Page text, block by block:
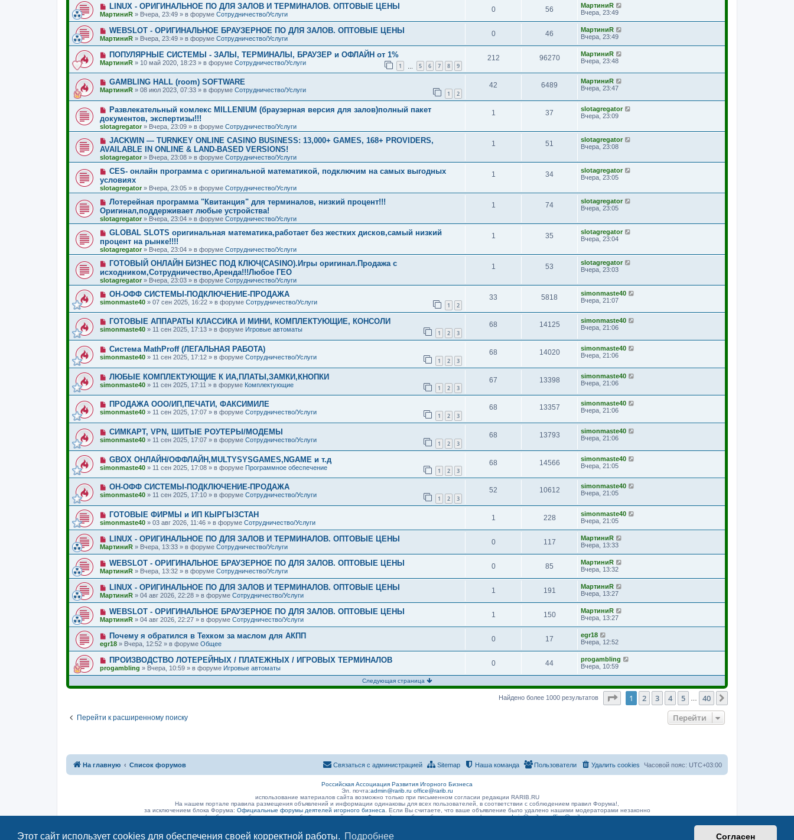
Этот сайт использует cookies для обеспечения своей корректной работы. Подробнее Согласен
Н
о
в
о
е
с
о
б
щ
е
н
и
LINUX - ОРИГИНАЛЬНОЕ ПО ДЛЯ ЗАЛОВ И ТЕРМИНАЛОВ. ОПТОВЫЕ ЦЕНЫ
МартиниR » Вчера, 23:49 » в форуме Сотрудничество/Услуги
0 56
МартиниR
Вчера, 23:49
Н
о
в
о
е
с
о
о
б
щ
е
н
и
е
WEBSLOT - ОРИГИНАЛЬНОЕ БРАУЗЕРНОЕ ПО ДЛЯ ЗАЛОВ. ОПТОВЫЕ ЦЕНЫ
МартиниR » Вчера, 23:49 » в форуме Сотрудничество/Услуги
0 46
МартиниR
Вчера, 23:49
Н
о
в
о
е
с
о
о
щ
е
н
е
ПОПУЛЯРНЫЕ СИСТЕМЫ - ЗАЛЫ, ТЕРМИНАЛЫ, БРАУЗЕР и ОФЛАЙН от 1%
МартиниR » 10 май 2020, 18:23 » в форуме Сотрудничество/Услуги 1 5 6 7 8 9
212 96270
МартиниR
Вчера, 23:48
Н
о
в
о
е
с
о
о
щ
е
н
е
GAMBLING HALL (room) SOFTWARE
МартиниR » 08 июл 2023, 07:33 » в форуме Сотрудничество/Услуги 1 2
42 6489
МартиниR
Вчера, 23:47
Н
в
о
с
о
о
б
щ
е
н
и
е
Развлекательный комлекс MILLENIUM (браузерная версия для залов)полный пакет
документов, экспертизы!!!
slotagregator» Вчера, 23:09 » в форуме Сотрудничество/Услуги
1 37
slotagregator
Вчера, 23:09
Н
о
в
о
е
с
о
о
б
щ
е
н
и
е
JACKWIN — TURNKEY ONLINE CASINO BUSINESS: 13,000+ GAMES, 168+ PROVIDERS,
AVAILABLE IN ONLINE & LAND-BASED VERSIONS!
slotagregator » Вчера, 23:08 » в форуме Сотрудничество/Услуги
1 51
slotagregator
Вчера, 23:08
Н
в
о
с
о
о
б
щ
е
н
и
е
CES- онлайн программа с оригинальной математикой, подключим на самых выгодных
условиях
slotagregator» Вчера, 23:05 » в форуме Сотрудничество/Услуги
1 34
slotagregator
Вчера, 23:05
Н
в
о
е
с
о
о
б
е
н
и
е
Лотерейная программа "Квитанция" для терминалов, низкий процент!!!
Оригинал,поддерживает любые устройства!
slotagregator » Вчера, 23:04 » в форуме Сотрудничество/Услуги
1 74
slotagregator
Вчера, 23:05
Н
в
о
е
с
о
о
б
щ
е
е
GLOBAL SLOTS оригинальная математика,работает без жестких дисков,самый низкий
процент на рынке!!!!
slotagregator» Вчера, 23:04 » в форуме Сотрудничество/Услуги
1 35
slotagregator
Вчера, 23:04
Н
в
о
е
с
о
о
б
щ
е
н
и
ГОТОВЫЙ ОНЛАЙН БИЗНЕС ПОД КЛЮЧ(CASINO).Игры оригинал.Продажа с
исходником,Сотрудничество,Аренда!!!Любое ГЕО
slotagregator » Вчера, 23:03 » в форуме Сотрудничество/Услуги
1 53
slotagregator
Вчера, 23:03
Н
о
в
о
с
о
б
щ
н
и
е
ОН-ОФФ СИСТЕМЫ-ПОДКЛЮЧЕНИЕ-ПРОДАЖА
simonmaste40 » 07 сен 2025, 16:22 » в форуме Сотрудничество/Услуги 1 2
33 5818
simonmaste40
Вчера, 21:07
Н
о
о
е
с
о
б
щ
и
е
ГОТОВЫЕ АППАРАТЫ КЛАССИКА И МИНИ, КОМПЛЕКТУЮЩИЕ, КОНСОЛИ
simonmaste40 » 11 сен 2025, 17:13 » в форуме Игровые автоматы 1 2 3
68 14125
simonmaste40
Вчера, 21:06
Н
о
в
о
е
с
о
щ
н
и
е
Система MathProff (ЛЕГАЛЬНАЯ РАБОТА)
simonmaste40 » 11 сен 2025, 17:12 » в форуме Сотрудничество/Услуги 1 2 3
68 14020
simonmaste40
Вчера, 21:06
Н
о
в
о
с
о
б
щ
н
и
е
ЛЮБЫЕ КОМПЛЕКТУЮЩИЕ К ИА,ПЛАТЫ,ЗАМКИ,КНОПКИ
simonmaste40 » 11 сен 2025, 17:11 » в форуме Комплектующие 1 2 3
67 13398
simonmaste40
Вчера, 21:06
Н
о
о
е
с
о
б
щ
н
и
е
ПРОДАЖА ООО/ИП,ПЕЧАТИ, ФАКСИМИЛЕ
simonmaste40 » 11 сен 2025, 17:07 » в форуме Сотрудничество/Услуги 1 2 3
68 13357
simonmaste40
Вчера, 21:06
Н
о
в
о
е
с
о
б
щ
н
е
СИМКАРТ, VPN, ШИТЫЕ РОУТЕРЫ/МОДЕМЫ
simonmaste40 » 11 сен 2025, 17:07 » в форуме Сотрудничество/Услуги 1 2 3
68 13793
simonmaste40
Вчера, 21:06
Н
о
в
о
е
с
о
щ
е
н
и
е
GBOX ОНЛАЙН/ОФФЛАЙН,MULTYSYSGAMES,NGAME и т.д
simonmaste40 » 11 сен 2025, 17:08 » в форуме Программное обеспечение 1 2 3
68 14566
simonmaste40
Вчера, 21:05
Н
о
о
с
о
б
щ
е
н
и
е
ОН-ОФФ СИСТЕМЫ-ПОДКЛЮЧЕНИЕ-ПРОДАЖА
simonmaste40 » 11 сен 2025, 17:10 » в форуме Сотрудничество/Услуги 1 2 3
52 10612
simonmaste40
Вчера, 21:05
Н
о
в
о
е
с
о
о
б
щ
е
н
и
е
ГОТОВЫЕ ФИРМЫ и ИП КЫРГЫЗСТАН
simonmaste40 » 03 авг 2026, 11:46 » в форуме Сотрудничество/Услуги
1 228
simonmaste40
Вчера, 21:05
Н
о
в
о
е
с
о
б
щ
е
н
и
е
LINUX - ОРИГИНАЛЬНОЕ ПО ДЛЯ ЗАЛОВ И ТЕРМИНАЛОВ. ОПТОВЫЕ ЦЕНЫ
МартиниR » Вчера, 13:33 » в форуме Сотрудничество/Услуги
0 117
МартиниR
Вчера, 13:33
Н
о
в
о
е
с
о
о
б
щ
е
н
и
е
WEBSLOT - ОРИГИНАЛЬНОЕ БРАУЗЕРНОЕ ПО ДЛЯ ЗАЛОВ. ОПТОВЫЕ ЦЕНЫ
МартиниR » Вчера, 13:32 » в форуме Сотрудничество/Услуги
0 85
МартиниR
Вчера, 13:32
Н
о
в
о
е
с
о
б
щ
е
н
и
е
LINUX - ОРИГИНАЛЬНОЕ ПО ДЛЯ ЗАЛОВ И ТЕРМИНАЛОВ. ОПТОВЫЕ ЦЕНЫ
МартиниR » 04 авг 2026, 22:28 » в форуме Сотрудничество/Услуги
1 191
МартиниR
Вчера, 13:27
Н
о
в
о
е
с
о
б
щ
н
WEBSLOT - ОРИГИНАЛЬНОЕ БРАУЗЕРНОЕ ПО ДЛЯ ЗАЛОВ. ОПТОВЫЕ ЦЕНЫ
МартиниR » 04 авг 2026, 22:27 » в форуме Сотрудничество/Услуги
1 150
МартиниR
Вчера, 13:27
Н
о
в
о
е
с
о
б
и
Почему я обратился в Техком за маслом для АКПП
egr18 » Вчера, 12:52 » в форуме Общее
0 17
egr18
Вчера, 12:52
Н
о
в
е
б
щ
ПРОИЗВОДСТВО ЛОТЕРЕЙНЫХ / ПЛАТЕЖНЫХ / ИГРОВЫХ ТЕРМИНАЛОВ
progambling » Вчера, 10:59 » в форуме Игровые автоматы
0 44
progambling
Вчера, 10:59
Следующая страница
Найдено более 1000 результатов Страница1 из 40
1 2 3 4 5 40
Перейти к расширенному поиску Перейти
На главную Список форумов Часовой пояс: UTC+03:00
Удалить cookies
Пользователи
Наша команда
Sitemap
Связаться с администрацией
Российская Ассоциация Развития Игорного Бизнеса
Эл. почта:admin@rarib.ru office@rarib.ru
использование материалов сайта возможно только при письменном согласии редакции RARIB.RU
На нашем портале правила размещения объявлений и информации одинаковы для всех пользователей, в соответствии с соблюдением правил Форума!,
за исключением блока Форума: Официальные форумы деятелей игорного бизнеса. Если Вы считаете, что ваше объявление было удалено нашими модераторами незаконно
(а объявление было размещено без нарушений правил Форума) , просьба сообщить о данном факте наadmin@rarib.ru office@rarib.ru
Конфиденциальность